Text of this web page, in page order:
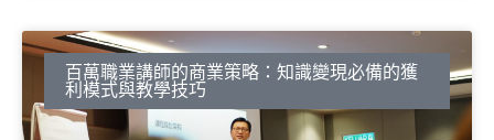
百萬職業講師的商業策略：知識變現必備的獲
利模式與教學技巧